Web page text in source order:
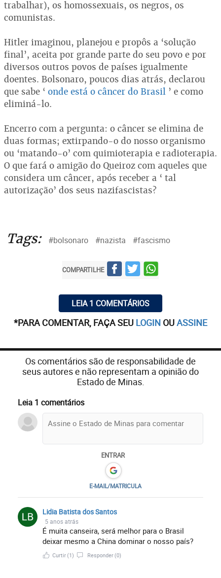
trabalhar), os homossexuais, os negros, os
comunistas.
Hitler imaginou, planejou e propôs a ‘solução
final’, aceita por grande parte do seu povo e por
diversos outros povos de países igualmente
doentes. Bolsonaro, poucos dias atrás, declarou
que sabe ‘ onde está o câncer do Brasil ’ e como
eliminá-lo.
Encerro com a pergunta: o câncer se elimina de
duas formas; extirpando-o do nosso organismo
ou ‘matando-o’ com quimioterapia e radioterapia.
O que fará o amigão do Queiroz com aqueles que
considera um câncer, após receber a ‘ tal
autorização’ dos seus nazifascistas?
Tags: #bolsonaro #nazista #fascismo
COMPARTILHE
LEIA 1 COMENTÁRIOS
*PARA COMENTAR, FAÇA SEU LOGIN OUASSINE
Os comentários são de responsabilidade de
seus autores e não representam a opinião do
Estado de Minas.
Leia 1 comentários
ENTRAR
E-MAIL/MATRICULA
Lidia Batista dos Santos
5 anos atrás
É muita canseira, será melhor para o Brasil
deixar mesmo a China dominar o nosso país?
Curtir(1) Responder(0)